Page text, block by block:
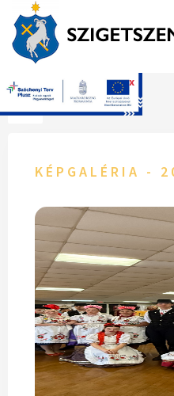
x
Főoldal
KÉPGALÉRIA -